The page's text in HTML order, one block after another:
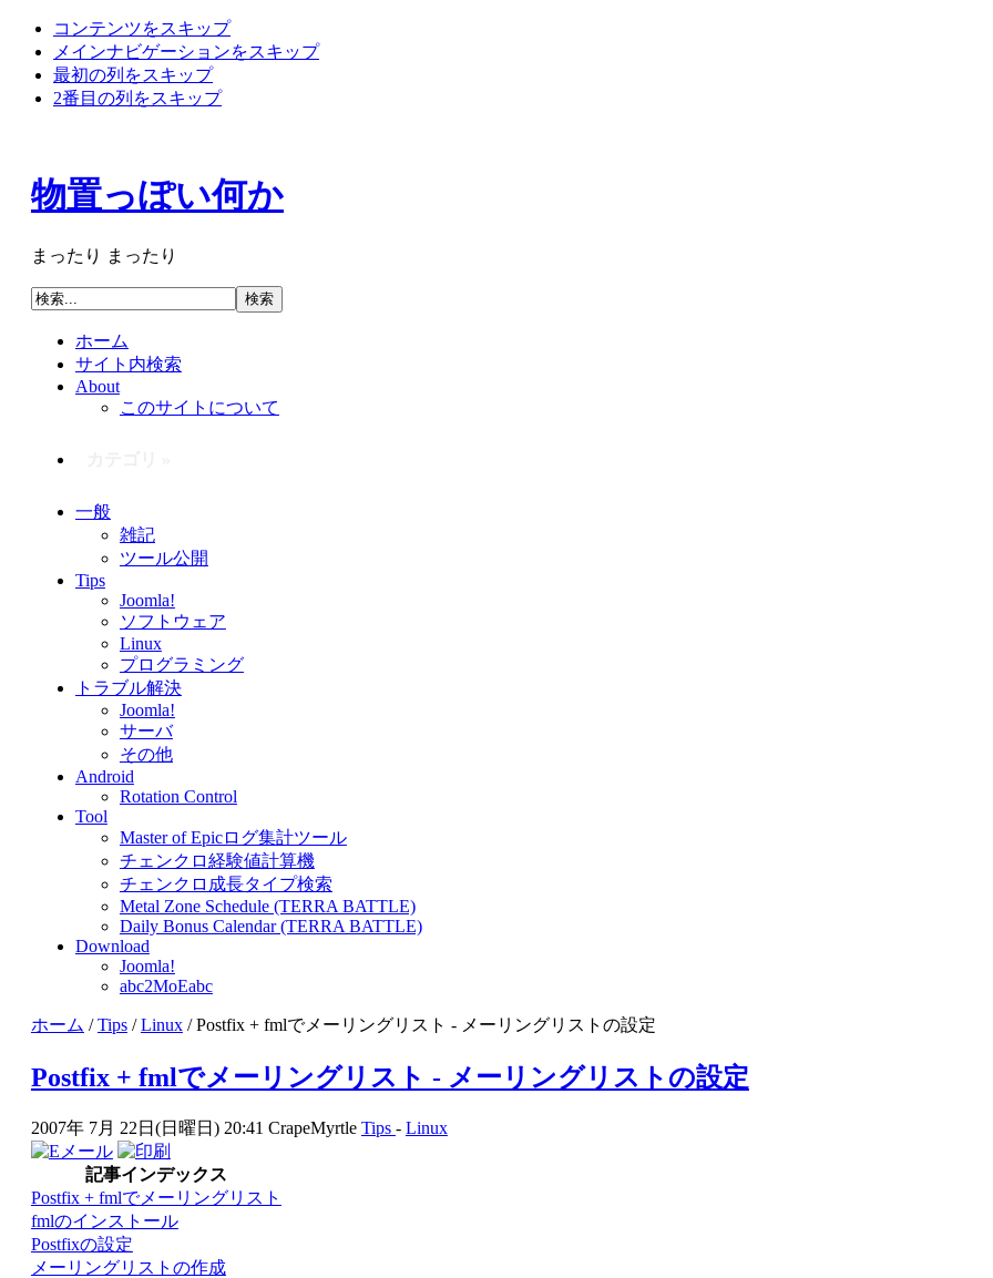
コンテンツをスキップ
メインナビゲーションをスキップ
最初の列をスキップ
2番目の列をスキップ
物置っぽい何か
まったり まったり
ホーム
サイト内検索
About
このサイトについて
一般
雑記
ツール公開
Tips
Joomla!
ソフトウェア
Linux
プログラミング
トラブル解決
Joomla!
サーバ
その他
Android
Rotation Control
Tool
Master of Epicログ集計ツール
チェンクロ経験値計算機
チェンクロ成長タイプ検索
Metal Zone Schedule (TERRA BATTLE)
Daily Bonus Calendar (TERRA BATTLE)
Download
Joomla!
abc2MoEabc
ホーム /Tips/Linux/ Postfix + fmlでメーリングリスト - メーリングリストの設定
Postfix + fmlでメーリングリスト - メーリングリストの設定
2007年 7月 22日(日曜日) 20:41 CrapeMyrtle Tips - Linux
記事インデックス
Postfix + fmlでメーリングリスト
fmlのインストール
Postfixの設定
メーリングリストの作成